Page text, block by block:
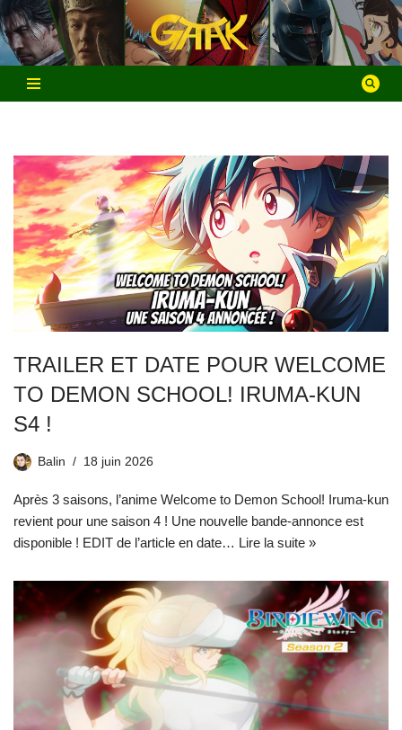
Aller
au
contenu
TRAILER ET DATE POUR WELCOME
TO DEMON SCHOOL! IRUMA-KUN
S4 !
Balin 18 juin 2026
Après 3 saisons, l’anime Welcome to Demon School! Iruma-kun
revient pour une saison 4 ! Une nouvelle bande-annonce est
disponible ! EDIT de l’article en date… Lire la suite »